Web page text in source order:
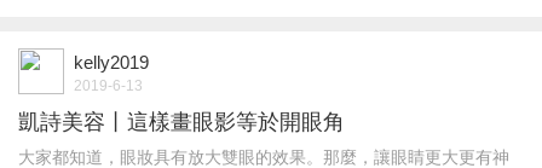
kelly2019
2019-6-13
凱詩美容丨這樣畫眼影等於開眼角
大家都知道，眼妝具有放大雙眼的效果。那麼，讓眼睛更大更有神